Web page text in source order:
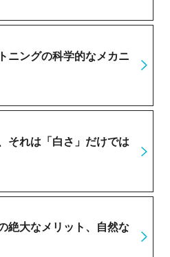
ニングの科学的なメカニ
それは「白さ」だけでは
絶大なメリット、自然な